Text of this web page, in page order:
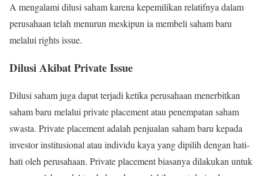
A mengalami dilusi saham karena kepemilikan relatifnya dalam
perusahaan telah menurun meskipun ia membeli saham baru
melalui rights issue.
Dilusi Akibat Private Issue
Dilusi saham juga dapat terjadi ketika perusahaan menerbitkan
saham baru melalui private placement atau penempatan saham
swasta. Private placement adalah penjualan saham baru kepada
investor institusional atau individu kaya yang dipilih dengan hati-
hati oleh perusahaan. Private placement biasanya dilakukan untuk